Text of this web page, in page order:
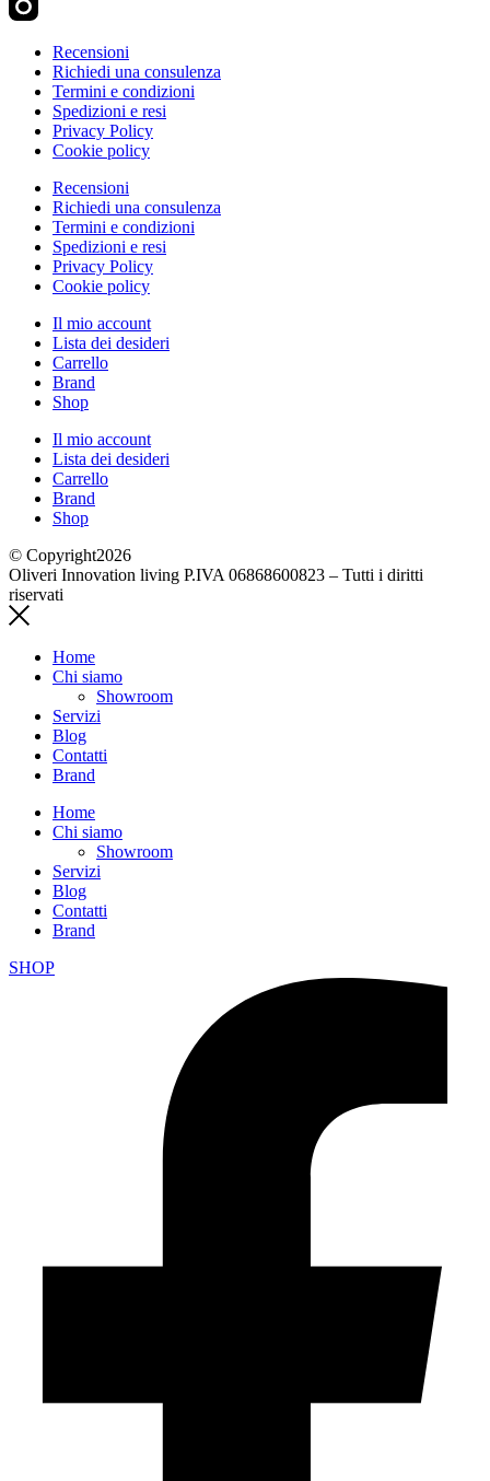
Recensioni
Richiedi una consulenza
Termini e condizioni
Spedizioni e resi
Privacy Policy
Cookie policy
Recensioni
Richiedi una consulenza
Termini e condizioni
Spedizioni e resi
Privacy Policy
Cookie policy
Il mio account
Lista dei desideri
Carrello
Brand
Shop
Il mio account
Lista dei desideri
Carrello
Brand
Shop
© Copyright2026
Oliveri Innovation living P.IVA 06868600823 – Tutti i diritti
riservati
Home
Chi siamo
Showroom
Servizi
Blog
Contatti
Brand
Home
Chi siamo
Showroom
Servizi
Blog
Contatti
Brand
SHOP